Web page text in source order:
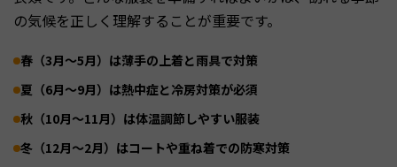
の気候を正しく理解することが重要です。
春（3月～5月）は薄手の上着と雨具で対策
夏（6月～9月）は熱中症と冷房対策が必須
秋（10月～11月）は体温調節しやすい服装
冬（12月～2月）はコートや重ね着での防寒対策